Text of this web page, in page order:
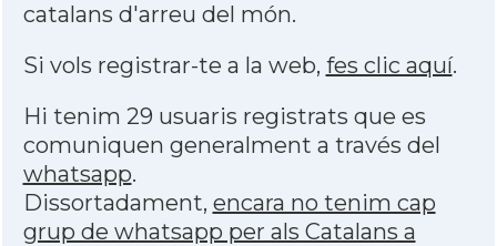
catalans d'arreu del món.
Si vols registrar-te a la web, fes clic aquí.
Hi tenim 29 usuaris registrats que es
comuniquen generalment a través del
whatsapp.
Dissortadament, encara no tenim cap
grup de whatsapp per als Catalans a